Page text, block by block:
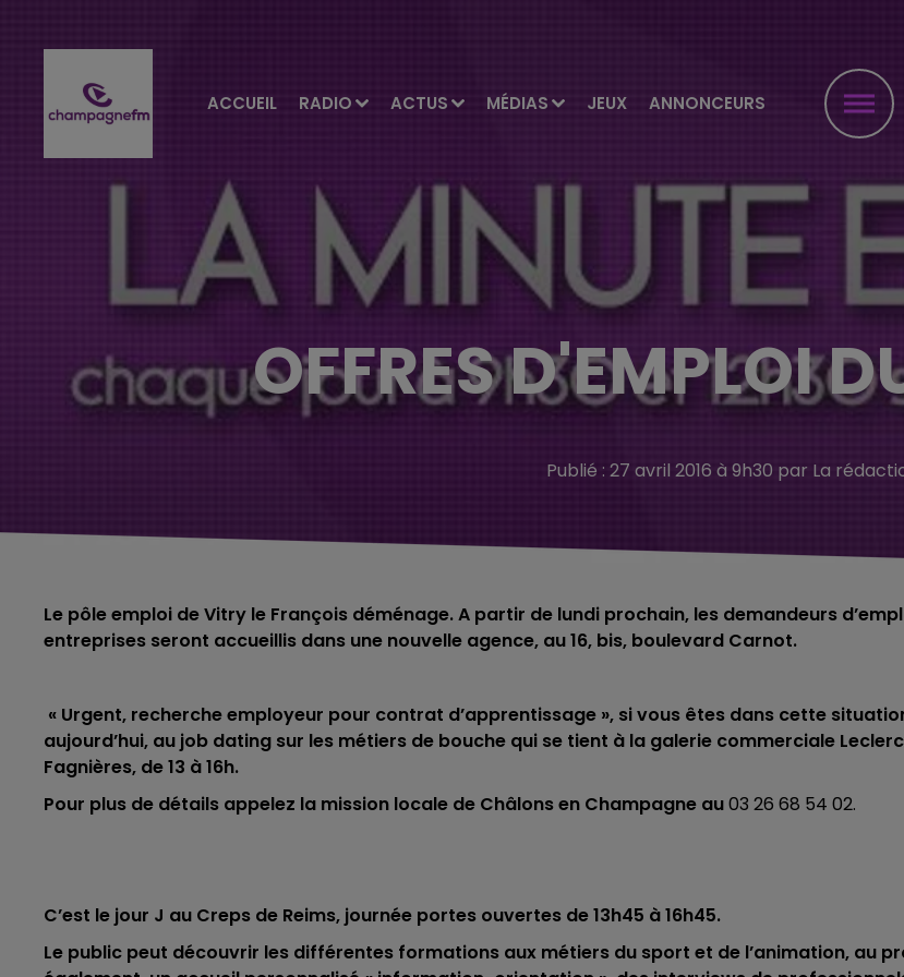
ACCUEIL RADIO ACTUS MÉDIAS JEUX ANNONCEURS
OFFRES D'EMPLOI
Publié : 27 avril 2016 à 9h30 par La
Le pôle emploi de Vitry le François déménage. A partir de lundi prochain, les demandeurs
entreprises seront accueillis dans une nouvelle agence, au 16, bis, boulevard Carnot.
« Urgent, recherche employeur pour contrat d’apprentissage », si vous êtes dans cette
aujourd’hui, au job dating sur les métiers de bouche qui se tient à la galerie commerciale
Fagnières, de 13 à 16h.
Pour plus de détails appelez la mission locale de Châlons en Champagne au03 26 68 54 02.
C’est le jour J au Creps de Reims, journée portes ouvertes de 13h45 à 16h45.
Le public peut découvrir les différentes formations aux métiers du sport et de l’animation, au